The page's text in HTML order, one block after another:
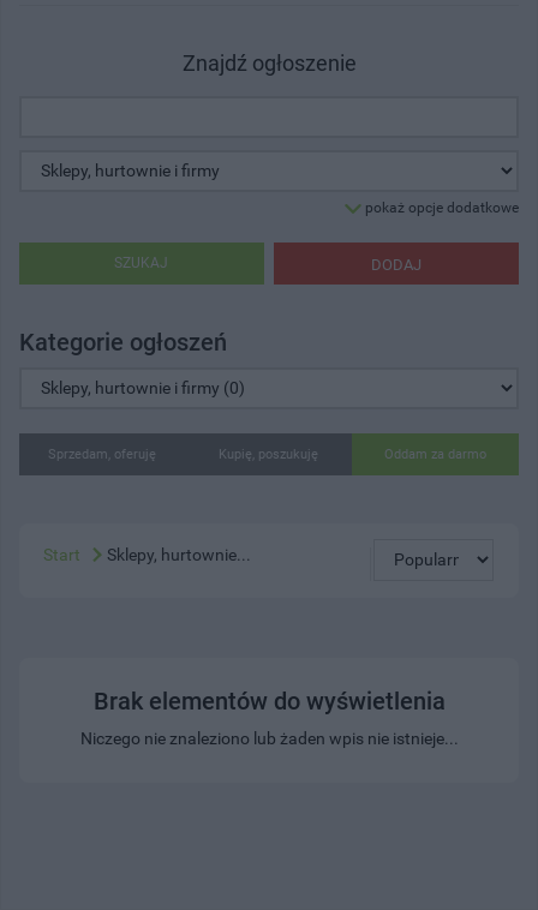
Znajdź ogłoszenie
pokaż opcje dodatkowe
DODAJ
SZUKAJ
Kategorie ogłoszeń
Sprzedam, oferuję Kupię, poszukuję Oddam za darmo
Start Sklepy, hurtownie...
Brak elementów do wyświetlenia
Niczego nie znaleziono lub żaden wpis nie istnieje...